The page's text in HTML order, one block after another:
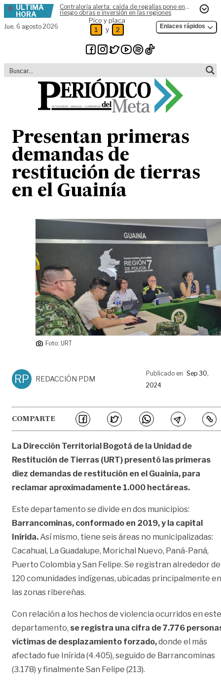
Skip to content
ÚLTIMA
HORA
Contraloría alerta: caída de regalías pone en
riesgo obras e inversión en las regiones
Jue, 6 agosto 2026
Pico y placa
1 y 2 Enlaces rápidos
Presentan primeras
demandas de
restitución de tierras
en el Guainía
Foto: URT
RP REDACCIÓN PDM
Publicado en Sep 30,
2024
COMPARTE
La Dirección Territorial Bogotá de la Unidad de
Restitución de Tierras (URT) presentó las primeras
diez demandas de restitución en el Guainía, para
reclamar aproximadamente 1.000 hectáreas.
Este departamento se divide en dos municipios:
Barrancominas, conformado en 2019, y la capital
Inírida.Así mismo, tiene seis áreas no municipalizadas:
Cacahual, La Guadalupe, Morichal Nuevo, Paná-Paná,
Puerto Colombia y San Felipe. Se registran alrededor de
120 comunidades indígenas, ubicadas principalmente en
las zonas ribereñas.
Con relación a los hechos de violencia ocurridos en este
departamento, se registra una cifra de 7.776
víctimas de desplazamiento forzado,donde el más
afectado fue Inírida (4.405), seguido de Barrancominas
(3.178) y finalmente San Felipe (213).